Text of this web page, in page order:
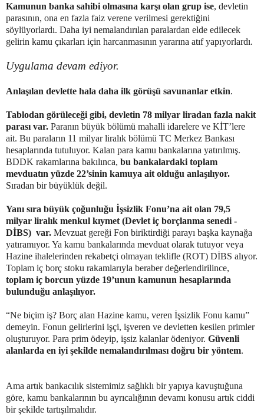
Kamunun banka sahibi olmasına karşı olan grup ise, devletin
parasının, ona en fazla faiz verene verilmesi gerektiğini
söylüyorlardı. Daha iyi nemalandırılan paralardan elde edilecek
gelirin kamu çıkarları için harcanmasının yararına atıf yapıyorlardı.
Uygulama devam ediyor.
Anlaşılan devlette hala daha ilk görüşü savunanlar etkin.
Tablodan görüleceği gibi, devletin 78 milyar liradan fazla nakit
parası var. Paranın büyük bölümü mahalli idarelere ve KİT’lere
ait. Bu paraların 11 milyar liralık bölümü TC Merkez Bankası
hesaplarında tutuluyor. Kalan para kamu bankalarına yatırılmış.
BDDK rakamlarına bakılınca, bu bankalardaki toplam
mevduatın yüzde 22’sinin kamuya ait olduğu anlaşılıyor.
Sıradan bir büyüklük değil.
Yanı sıra büyük çoğunluğu İşsizlik Fonu’na ait olan 79,5
milyar liralık menkul kıymet (Devlet iç borçlanma senedi -
DİBS) var. Mevzuat gereği Fon biriktirdiği parayı başka kaynağa
yatıramıyor. Ya kamu bankalarında mevduat olarak tutuyor veya
Hazine ihalelerinden rekabetçi olmayan teklifle (ROT) DİBS alıyor.
Toplam iç borç stoku rakamlarıyla beraber değerlendirilince,
toplam iç borcun yüzde 19’unun kamunun hesaplarında
bulunduğu anlaşılıyor.
“Ne biçim iş? Borç alan Hazine kamu, veren İşsizlik Fonu kamu”
demeyin. Fonun gelirlerini işçi, işveren ve devletten kesilen primler
oluşturuyor. Para prim ödeyip, işsiz kalanlar ödeniyor. Güvenli
alanlarda en iyi şekilde nemalandırılması doğru bir yöntem.
Ama artık bankacılık sistemimiz sağlıklı bir yapıya kavuştuğuna
göre, kamu bankalarının bu ayrıcalığının devamı konusu artık ciddi
bir şekilde tartışılmalıdır.